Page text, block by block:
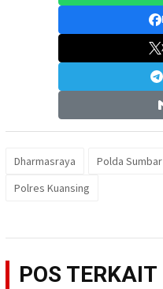
Dharmasraya Polda Sumbar
Polres Kuansing
POS TERKAIT